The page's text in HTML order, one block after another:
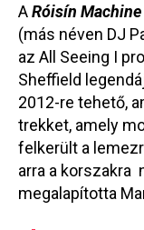
ARóisín Machine
(más néven DJ
az All Seeing I
Sheffield
2012-re tehető,
trekket, amely
felkerült a
arra a korszakra
megalapította